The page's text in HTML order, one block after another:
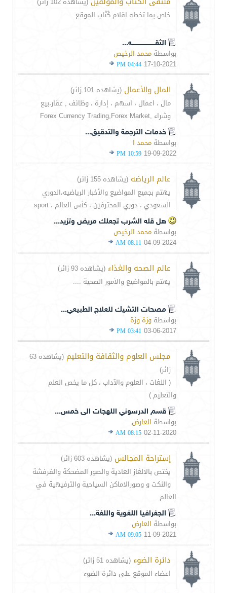
خاص بما تخطه اقلام كُتْاب الموقع
الثقـــــــــــــــــــــــه...
بواسطة محمد الرخيص
17-10-2021
04:44 PM
المال والأعمال (يشاهده 101 زائر)
مال ، اعمال ، اسهم ، إدارة ، وظائف , عقار،بيع
وشراء ,Forex Currency Trading,Forex Market
خدمات الترجمة والتدقيق...
بواسطة محمد ا
19-09-2022
10:59 PM
عالم الرياضه (يشاهده 155 زائر)
يهتم بجميع المواضيع والأخبار الرياضيه،الدوري
السعودي ، دوري المحترفين ، كأس العالم ، sport
هل قله الشرب تجعلك مريض وتزيد...
بواسطة محمد الرخيص
04-09-2024
08:11 AM
عالم الصحه والغذاء (يشاهده 93 زائر)
يهتم بالمواضيع والأمور الصحية ....
مصحات التشيك للعلاج الطبيعي...
بواسطة وزة وزة
03-06-2017
03:41 PM
مجلس العلوم والثقافة والتعليم
(يشاهده 63
زائر)
( اللغات ، العلوم والآداب ، كل ما يخص العلم
والتعليم )
قسم الدرسوني اللهجات الى خمس...
بواسطة العارض
02-11-2020
08:15 AM
إستراحة المجالس (يشاهده 603 زائر)
يختص بالالغاز العادية والصور المضحكة والفرفشة
والنكت و وصورالاماكن السياحية والترفيهية في
العالم
الجغرافيا اللغوية واللغة...
بواسطة العارض
11-09-2021
09:05 AM
دائرة الضوء (يشاهده 51 زائر)
اعضاء الموقع على دائرة الضوء